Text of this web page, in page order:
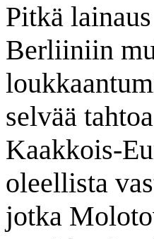
Pitkä
Berliiniin
selvää
Kaakkois-
oleellista
jotka